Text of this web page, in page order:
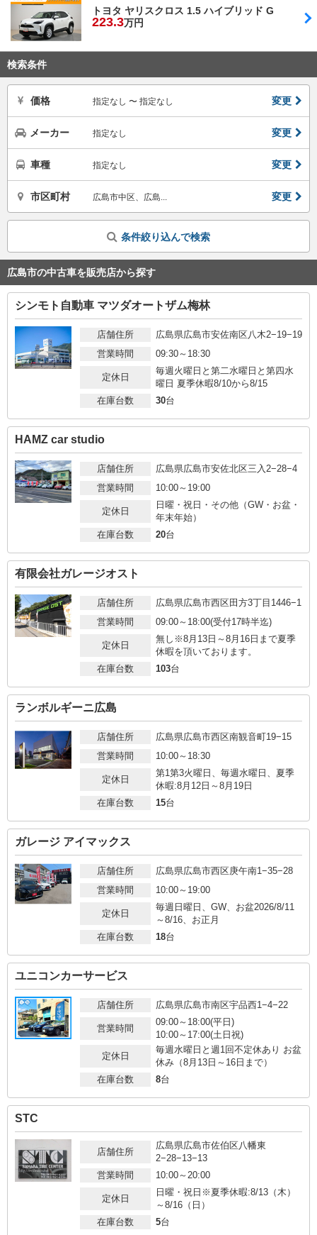
トヨタ ヤリスクロス 1.5 ハイブリッド G
223.3万円
検索条件
価格 指定なし 〜 指定なし 変更
メーカー 指定なし 変更
車種 指定なし 変更
市区町村 広島市中区、広島... 変更
条件絞り込んで検索
広島市の中古車を販売店から探す
シンモト自動車 マツダオートザム梅林
店舗住所
広島県広島市安佐南区八木2−19−19
営業時間
09:30～18:30
定休日
毎週火曜日と第二水曜日と第四水
曜日 夏季休暇8/10から8/15
在庫台数
30台
HAMZ car studio
店舗住所
広島県広島市安佐北区三入2−28−4
営業時間
10:00～19:00
定休日
日曜・祝日・その他（GW・お盆・
年末年始）
在庫台数
20台
有限会社ガレージオスト
店舗住所
広島県広島市西区田方3丁目1446−1
営業時間
09:00～18:00(受付17時半迄)
定休日
無し※8月13日～8月16日まで夏季
休暇を頂いております。
在庫台数
103台
ランボルギーニ広島
店舗住所
広島県広島市西区南観音町19−15
営業時間
10:00～18:30
定休日
第1第3火曜日、毎週水曜日、夏季
休暇:8月12日～8月19日
在庫台数
15台
ガレージ アイマックス
店舗住所
広島県広島市西区庚午南1−35−28
営業時間
10:00～19:00
定休日
毎週日曜日、GW、お盆2026/8/11
～8/16、お正月
在庫台数
18台
ユニコンカーサービス
店舗住所 広島県広島市南区宇品西1−4−22
営業時間
09:00～18:00(平日)
10:00～17:00(土日祝)
定休日
毎週水曜日と週1回不定休あり お盆
休み（8月13日～16日まで）
在庫台数
8台
STC
店舗住所
広島県広島市佐伯区八幡東
2−28−13−13
営業時間
10:00～20:00
定休日
日曜・祝日※夏季休暇:8/13（木）
～8/16（日）
在庫台数
5台